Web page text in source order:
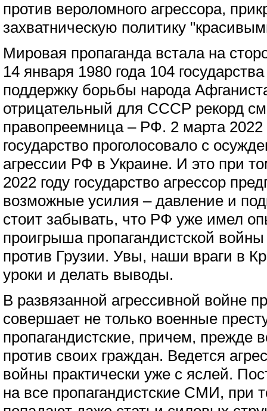
против вероломного агрессора,
захватническую политику
Мировая пропаганда встала на
14 января 1980 года 104
поддержку борьбы народа
отрицательный для СССР рекорд
правопреемница – РФ. 2 марта 2022
государство проголосовало с
агрессии РФ в Украине. И это при
2022 году государство агрессор
возможные усилия – давление и
стоит забывать, что РФ уже имел
проигрыша пропагандистской
против Грузии. Увы, наши враги в
уроки и делать выводы.
В развязанной агрессивной войне
совершает не только военные
пропагандистские, причем, прежде
против своих граждан. Ведется
войны практически уже с яслей.
на все пропагандистские СМИ, при